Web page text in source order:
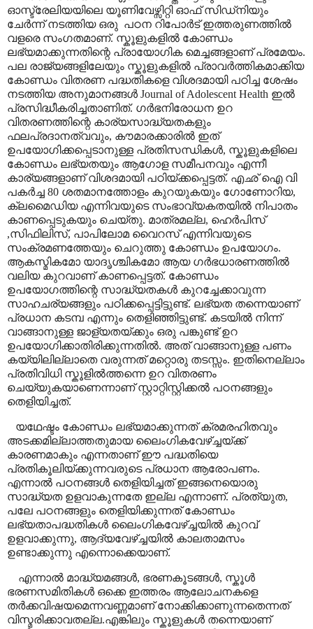
ഓസ്ട്രേലിയയിലെ യൂണിവേഴ്സിറ്റി ഓഫ് സിഡ്നിയും
ചേർന്ന് നടത്തിയ ഒരു പഠന റിപോർട് ഇത്തരുണത്തിൽ
വളരെ സംഗതമാണ്. സ്കൂളുകളിൽ കോണ്ഡം
ലഭ്യമാക്കുന്നതിന്റെ പ്രായോഗിക മെച്ചങ്ങളാണ് പ്രമേയം.
പല രാജ്യങ്ങളിലേയും സ്കൂളുകളിൽ പ്രാവർത്തികമാക്കിയ
കോണ്ഡം വിതരണ പദ്ധതികളെ വിശദമായി പഠിച്ച ശേഷം
നടത്തിയ അനുമാനങ്ങൾ Journal of Adolescent Health ഇൽ
പ്രസിദ്ധീകരിച്ചതാണിത്. ഗർഭനിരോധന ഉറ
വിതരണത്തിന്റെ കാര്യസാദ്ധ്യതകളും
ഫലപ്രദാനത്വവും, കൗമാരക്കാരിൽ ഇത്
ഉപയോഗിക്കപ്പെടാനുള്ള പ്രതിസന്ധികൾ, സ്കൂളുകളിലെ
കോണ്ഡം ലഭ്യതയും ആഗോള സമീപനവും എന്നീ
കാര്യങ്ങളാണ് വിശദമായി പഠിയ്ക്കപ്പെട്ടത്. എഛ് ഐ വി
പകർച്ച 80 ശതമാനത്തോളം കുറയുകയും ഗോണോറിയ,
ക്ലമൈഡിയ എന്നിവയുടെ സംഭാവ്യകതയിൽ നിപാതം
കാണപ്പെടുകയും ചെയ്തു. മാത്രമല്ല, ഹെർപിസ്
,സിഫിലിസ്, പാപിലോമ വൈറസ് എന്നിവയുടെ
സംക്രമണത്തേയും ചെറുത്തു കോണ്ഡം ഉപയോഗം.
ആകസ്മികമോ യാദൃശ്ചികമോ ആയ ഗർഭധാരണത്തിൽ
വലിയ കുറവാണ് കാണപ്പെട്ടത്. കോണ്ഡം
ഉപയോഗത്തിന്റെ സാദ്ധ്യതകൾ കുറച്ചേക്കാവുന്ന
സാഹചര്യങ്ങളും പഠിക്കപ്പെട്ടിട്ടുണ്ട്. ലഭ്യത തന്നെയാണ്
പ്രധാന കടമ്പ എന്നും തെളിഞ്ഞിട്ടുണ്ട്. കടയിൽ നിന്ന്
വാങ്ങാനുള്ള ജാള്യതയ്ക്കും ഒരു പങ്കുണ്ട് ഉറ
ഉപയോഗിക്കാതിരിക്കുന്നതിൽ. അത് വാങ്ങാനുള്ള പണം
കയ്യിലില്ലാതെ വരുന്നത് മറ്റൊരു തടസ്സം. ഇതിനെല്ലാം
പ്രതിവിധി സ്കൂളിൽത്തന്നെ ഉറ വിതരണം
ചെയ്യുകയാണെന്നാണ് സ്റ്റാറ്റിസ്റ്റിക്കൽ പഠനങ്ങളും
തെളിയിച്ചത്.
യഥേഷ്ടം കോണ്ഡം ലഭ്യമാക്കുന്നത് ക്രമരഹിതവും
അടക്കമില്ലാത്തതുമായ ലൈംഗികവേഴ്ച്ചയ്ക്ക്
കാരണമാകും എന്നതാണ് ഈ പദ്ധതിയെ
പ്രതികൂലിയ്ക്കുന്നവരുടെ പ്രധാന ആരോപണം.
എന്നാൽ പഠനങ്ങൾ തെളിയിച്ചത് ഇങ്ങനെയൊരു
സാദ്ധ്യത ഉളവാകുന്നതേ ഇല്ല എന്നാണ്. പ്രത്യുത,
പലേ പഠനങ്ങളും തെളിയിക്കുന്നത് കോണ്ഡം
ലഭ്യതാപദ്ധതികൾ ലൈംഗികവേഴ്ച്ചയിൽ കുറവ്
ഉളവാക്കുന്നു, ആദ്യവേഴ്ച്ചയിൽ കാലതാമസം
ഉണ്ടാക്കുന്നു എന്നൊക്കെയാണ്.
എന്നാൽ മാദ്ധ്യമങ്ങൾ, ഭരണകൂടങ്ങൾ, സ്കൂൾ
ഭരണസമിതികൾ ഒക്കെ ഇത്തരം ആലോചനകളെ
തർക്കവിഷയമെന്നവണ്ണമാണ് നോക്കിക്കാണുന്നതെന്നത്
വിസ്മരിക്കാവതല്ല.എങ്കിലും സ്കൂളുകൾ തന്നെയാണ്